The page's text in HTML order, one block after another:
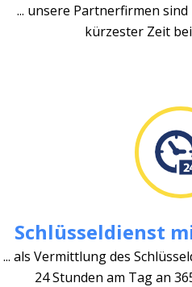
... unsere Partnerfirmen
kürzester Zeit
Schlüsseldienst
... als Vermittlung des
24 Stunden am Tag an